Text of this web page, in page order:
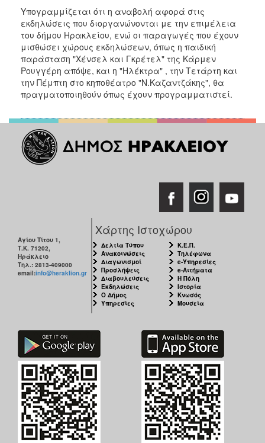
ΤΟΠΟΣ
ΠΟΛΙΤΙΣΜΟΣ
ΠΟΛΗ
Υπογραμμίζεται ότι η αναβολή αφορά στις
εκδηλώσεις που διοργανώνονται με την επιμέλεια
του δήμου Ηρακλείου, ενώ οι παραγωγές που έχουν
μισθώσει χώρους εκδηλώσεων, όπως η παιδική
παράσταση "Χένσελ και Γκρέτελ" της Κάρμεν
Ρουγγέρη απόψε, και η "Ηλέκτρα" , την Τετάρτη και
την Πέμπτη στο κηποθέατρο "Ν.Καζαντζάκης", θα
πραγματοποιηθούν όπως έχουν προγραμματιστεί.
Αγίου Τίτου 1,
Τ.Κ. 71202,
Ηράκλειο
Τηλ.: 2813-409000
email:info@heraklion.gr
Χάρτης Ιστοχώρου
Δελτία Τύπου
Ανακοινώσεις
Διαγωνισμοί
Προσλήψεις
Διαβουλεύσεις
Εκδηλώσεις
Ο Δήμος
Υπηρεσίες
Κ.Ε.Π.
Τηλέφωνα
e-Υπηρεσίες
e-Αιτήματα
Η Πόλη
Ιστορία
Κνωσός
Μουσεία